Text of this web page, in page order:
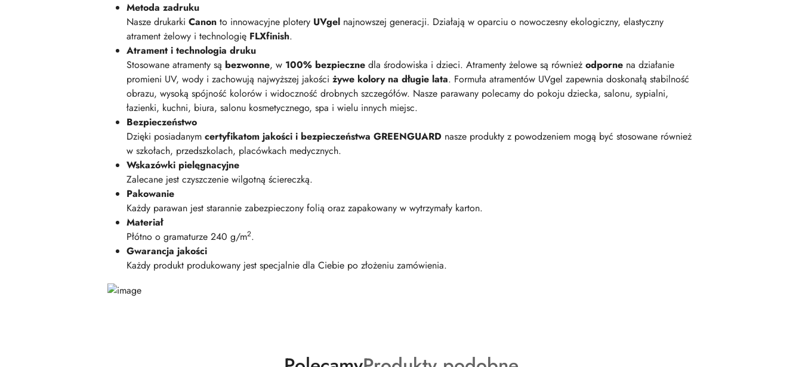
Metoda zadruku
Nasze drukarki Canon to innowacyjne plotery UVgel najnowszej generacji. Działają w oparciu o nowoczesny ekologiczny, elastyczny
atrament żelowy i technologię FLXfinish.
Atrament i technologia druku
Stosowane atramenty są bezwonne, w 100% bezpieczne dla środowiska i dzieci. Atramenty żelowe są również odporne na działanie
promieni UV, wody i zachowują najwyższej jakości żywe kolory na długie lata. Formuła atramentów UVgel zapewnia doskonałą stabilność
obrazu, wysoką spójność kolorów i widoczność drobnych szczegółów. Nasze parawany polecamy do pokoju dziecka, salonu, sypialni,
łazienki, kuchni, biura, salonu kosmetycznego, spa i wielu innych miejsc.
Bezpieczeństwo
Dzięki posiadanym certyfikatom jakości i bezpieczeństwa GREENGUARD nasze produkty z powodzeniem mogą być stosowane również
w szkołach, przedszkolach, placówkach medycznych.
Wskazówki pielęgnacyjne
Zalecane jest czyszczenie wilgotną ściereczką.
Pakowanie
Każdy parawan jest starannie zabezpieczony folią oraz zapakowany w wytrzymały karton.
Materiał
Płótno o gramaturze 240 g/m2.
Gwarancja jakości
Każdy produkt produkowany jest specjalnie dla Ciebie po złożeniu zamówienia.